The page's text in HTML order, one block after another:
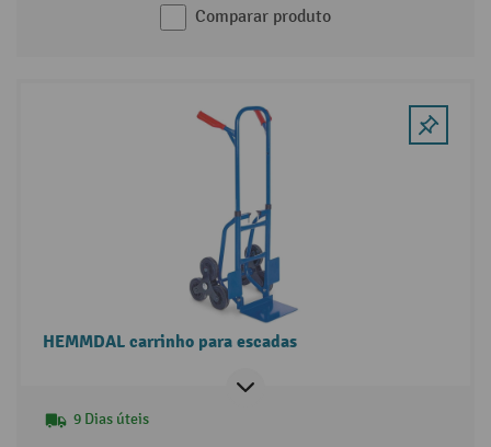
Comparar produto
HEMMDAL carrinho para escadas
9 Dias úteis